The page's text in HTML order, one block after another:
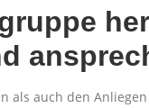
als auch den